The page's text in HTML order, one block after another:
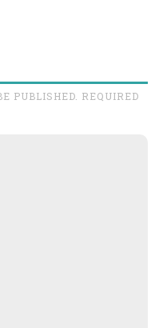
PUBLISHED. REQUIRED